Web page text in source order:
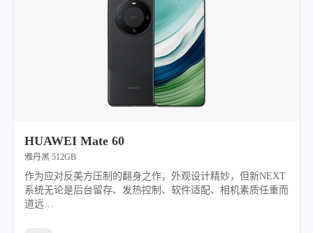
HUAWEI Mate 60
雅丹黑 512GB
作为应对反美方压制的翻身之作，外观设计精妙，但新NEXT
系统无论是后台留存、发热控制、软件适配、相机素质任重而
道远…